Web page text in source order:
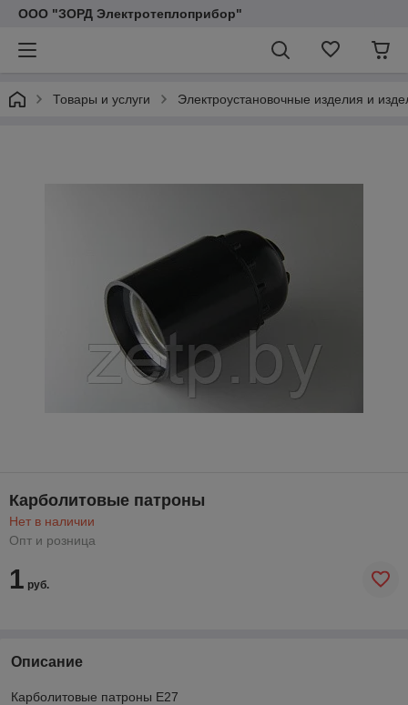
ООО "ЗОРД Электротеплоприбор"
Товары и услуги Электроустановочные изделия и
Карболитовые патроны
Нет в наличии
Опт и розница
1 руб.
Описание
Карболитовые патроны Е27